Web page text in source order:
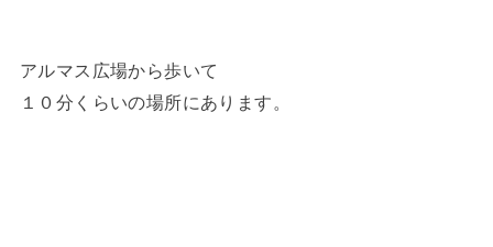
アルマス広場から歩いて
１０分くらいの場所にあります。